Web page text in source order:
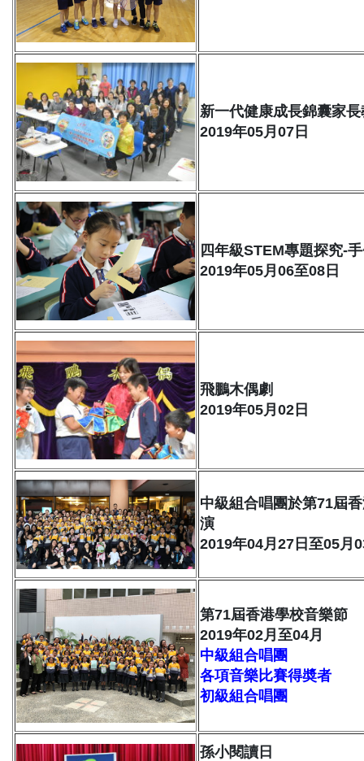
新一代健康成長錦囊家
2019年05月07日
四年級STEM專題探究-
2019年05月06至08日
飛鵬木偶劇
2019年05月02日
中級組合唱團於第71屆
演
2019年04月27日至05月
第71屆香港學校音樂節
2019年02月至04月
中級組合唱團
各項音樂比賽得奬者
初級組合唱團
孫小閱讀日